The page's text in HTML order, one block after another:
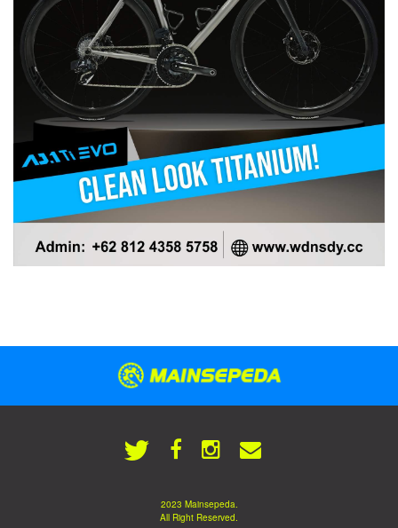
2023 Mainsepeda.
All Right Reserved.